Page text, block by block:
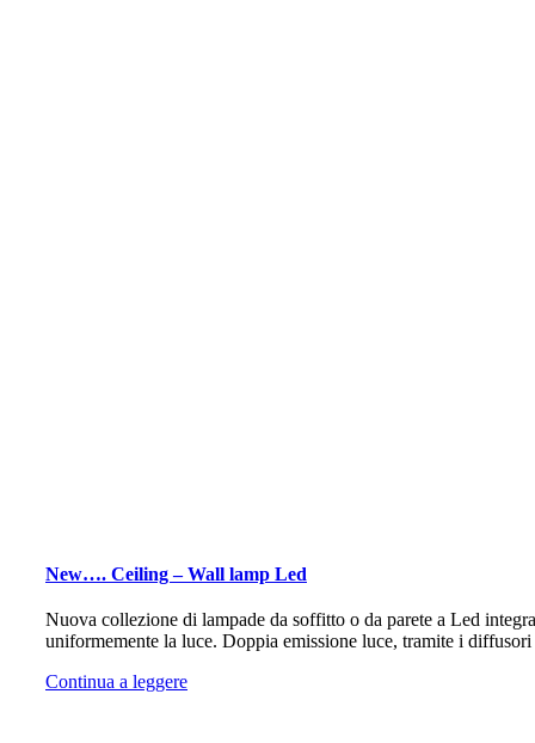
New…. Ceiling – Wall lamp Led
Nuova collezione di lampade da soffitto o da parete a Led
uniformemente la luce. Doppia emissione luce, tramite i diffusori
Continua a leggere